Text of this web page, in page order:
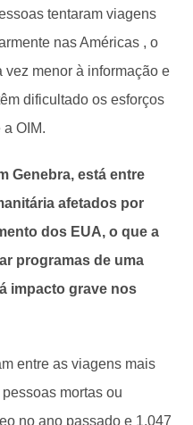
tentaram viagens
nas Américas , o
menor à informação e
dificultado os esforços
OIM.
Genebra, está entre
afetados por
dos EUA, o que a
programas de uma
impacto grave nos
entre as viagens mais
mortas ou
no ano passado e 1.047